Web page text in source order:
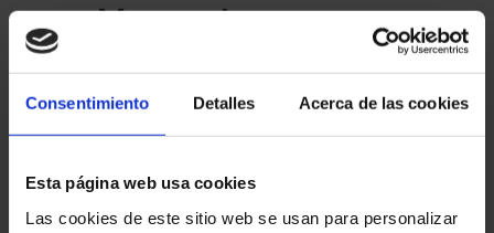
Consentimiento Detalles Acerca de las cookies
Esta página web usa cookies
Las cookies de este sitio web se usan para personalizar
¿Merece la pena
Sí, si buscas la opción más baratay
de datos.
Sí, si valoras la velocidad de